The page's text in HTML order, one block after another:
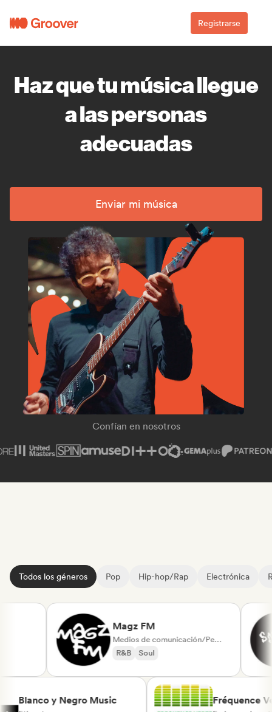
Registrarse
Haz que tu música llegue
a las personas
adecuadas
Enviar mi música
SPIN Magazine
Confían en nosotros
Todos los géneros Pop Hip-hop/Rap Electrónica
Magz FM
Medios de comunicación/Periodista
R&B
Soul
Blanco y Negro Music